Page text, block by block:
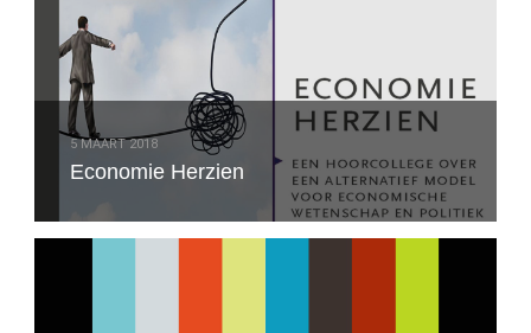
5 MAART 2018
Economie Herzien